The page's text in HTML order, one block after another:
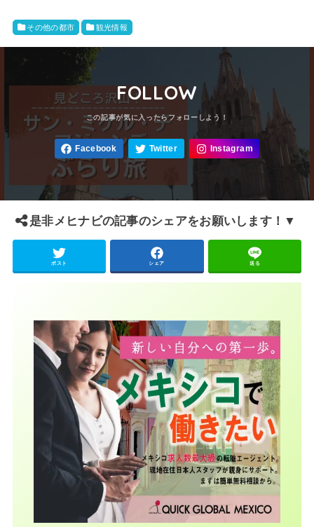
その他の都市 観光情報
FOLLOW
是非メヒナビの記事のシェアをお願いします！▼
ポスト シェア 送る